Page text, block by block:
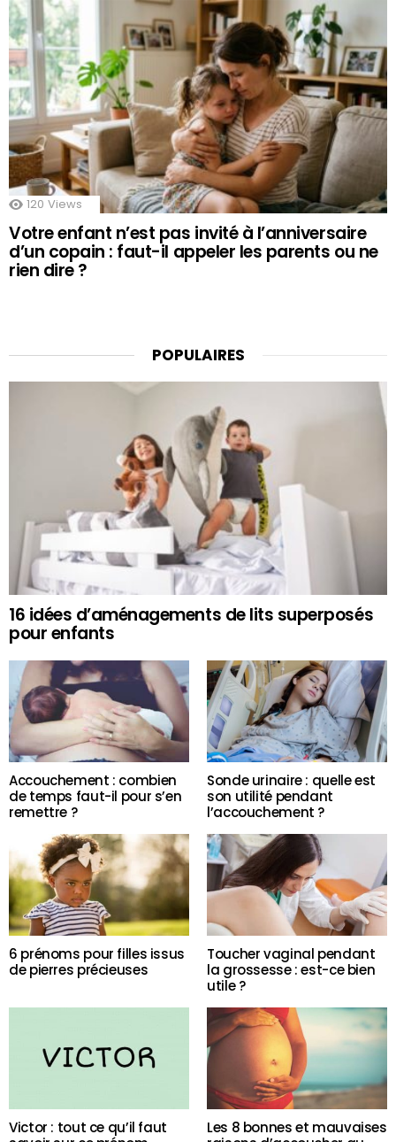
120 Views
Votre enfant n’est pas invité à l’anniversaire
d’un copain : faut-il appeler les parents ou ne
rien dire ?
POPULAIRES
16 idées d’aménagements de lits superposés
pour enfants
Accouchement : combien
de temps faut-il pour s’en
remettre ?
Sonde urinaire : quelle est
son utilité pendant
l’accouchement ?
6 prénoms pour filles issus
de pierres précieuses
Toucher vaginal pendant
la grossesse : est-ce bien
utile ?
Victor : tout ce qu’il faut
Les 8 bonnes et mauvaises